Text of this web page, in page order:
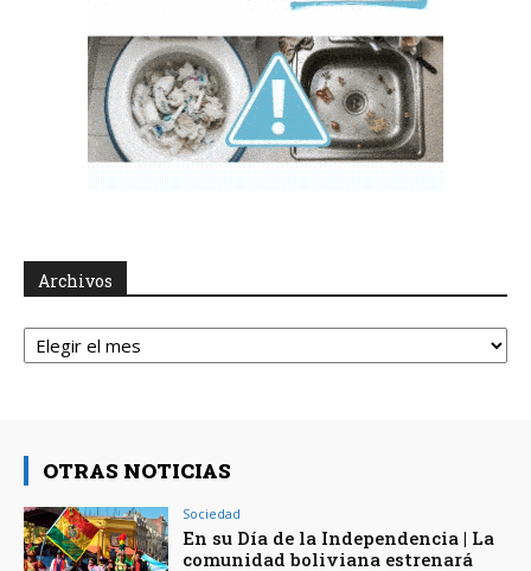
Archivos
Archivos
OTRAS NOTICIAS
Sociedad
En su Día de la Independencia | La
comunidad boliviana estrenará